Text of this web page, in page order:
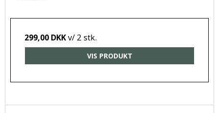
299,00 DKKv/ 2 stk.
VIS PRODUKT